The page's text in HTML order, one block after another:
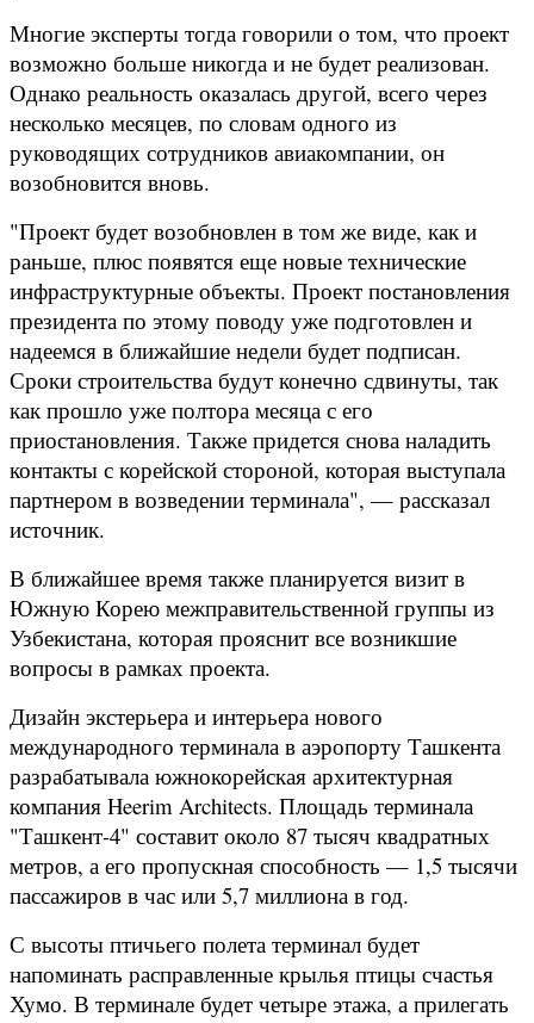
Многие эксперты тогда говорили о том, что проект
возможно больше никогда и не будет реализован.
Однако реальность оказалась другой, всего через
несколько месяцев, по словам одного из
руководящих сотрудников авиакомпании, он
возобновится вновь.
"Проект будет возобновлен в том же виде, как и
раньше, плюс появятся еще новые технические
инфраструктурные объекты. Проект постановления
президента по этому поводу уже подготовлен и
надеемся в ближайшие недели будет подписан.
Сроки строительства будут конечно сдвинуты, так
как прошло уже полтора месяца с его
приостановления. Также придется снова наладить
контакты с корейской стороной, которая выступала
партнером в возведении терминала", — рассказал
источник.
В ближайшее время также планируется визит в
Южную Корею межправительственной группы из
Узбекистана, которая прояснит все возникшие
вопросы в рамках проекта.
Дизайн экстерьера и интерьера нового
международного терминала в аэропорту Ташкента
разрабатывала южнокорейская архитектурная
компания Heerim Architects. Площадь терминала
"Ташкент-4" составит около 87 тысяч квадратных
метров, а его пропускная способность — 1,5 тысячи
пассажиров в час или 5,7 миллиона в год.
С высоты птичьего полета терминал будет
напоминать расправленные крылья птицы счастья
Хумо. В терминале будет четыре этажа, а прилегать